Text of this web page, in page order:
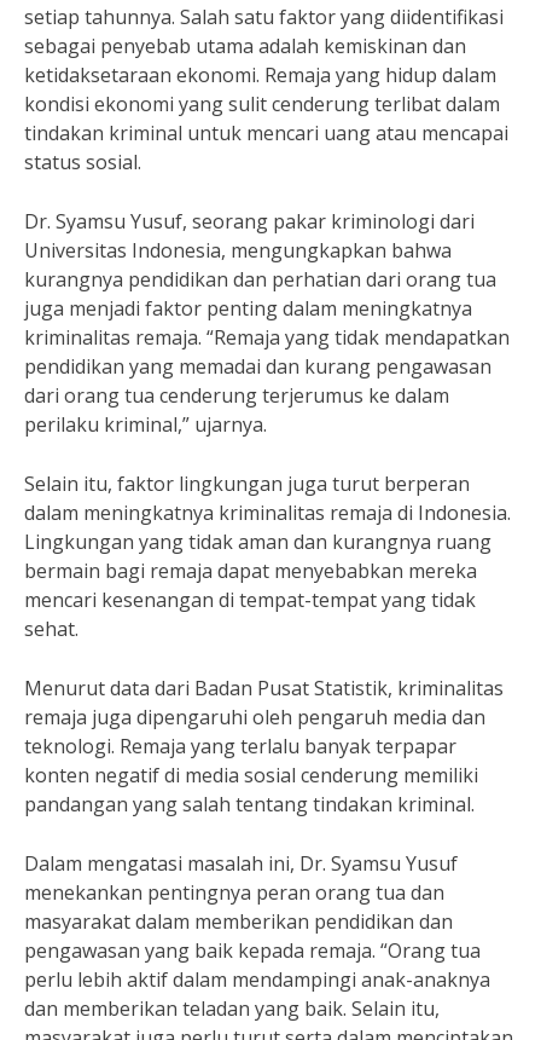
setiap tahunnya. Salah satu faktor yang diidentifikasi
sebagai penyebab utama adalah kemiskinan dan
ketidaksetaraan ekonomi. Remaja yang hidup dalam
kondisi ekonomi yang sulit cenderung terlibat dalam
tindakan kriminal untuk mencari uang atau mencapai
status sosial.
Dr. Syamsu Yusuf, seorang pakar kriminologi dari
Universitas Indonesia, mengungkapkan bahwa
kurangnya pendidikan dan perhatian dari orang tua
juga menjadi faktor penting dalam meningkatnya
kriminalitas remaja. “Remaja yang tidak mendapatkan
pendidikan yang memadai dan kurang pengawasan
dari orang tua cenderung terjerumus ke dalam
perilaku kriminal,” ujarnya.
Selain itu, faktor lingkungan juga turut berperan
dalam meningkatnya kriminalitas remaja di Indonesia.
Lingkungan yang tidak aman dan kurangnya ruang
bermain bagi remaja dapat menyebabkan mereka
mencari kesenangan di tempat-tempat yang tidak
sehat.
Menurut data dari Badan Pusat Statistik, kriminalitas
remaja juga dipengaruhi oleh pengaruh media dan
teknologi. Remaja yang terlalu banyak terpapar
konten negatif di media sosial cenderung memiliki
pandangan yang salah tentang tindakan kriminal.
Dalam mengatasi masalah ini, Dr. Syamsu Yusuf
menekankan pentingnya peran orang tua dan
masyarakat dalam memberikan pendidikan dan
pengawasan yang baik kepada remaja. “Orang tua
perlu lebih aktif dalam mendampingi anak-anaknya
dan memberikan teladan yang baik. Selain itu,